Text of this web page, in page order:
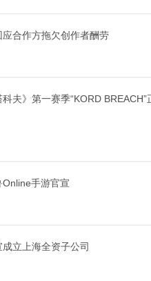
应合作方拖欠创作者酬劳
科夫》第一赛季“KORD BREACH”
Online手游官宣
立上海全资子公司